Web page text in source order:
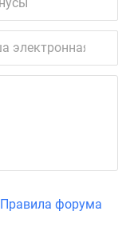
Правила форума